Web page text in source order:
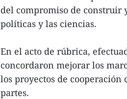
del compromiso de construir
políticas y las ciencias.
En el acto de rúbrica,
concordaron mejorar los
los proyectos de
partes.